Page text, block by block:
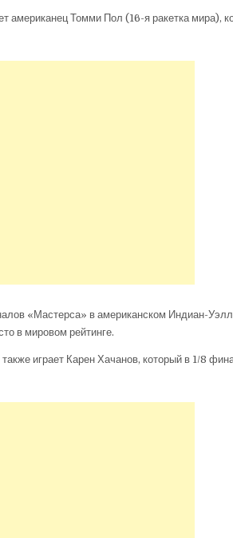
Томми Пол (16-я ракетка мира),
«Мастерса» в американском Индиан-
в мировом рейтинге.
играет Карен Хачанов, который в 1/8